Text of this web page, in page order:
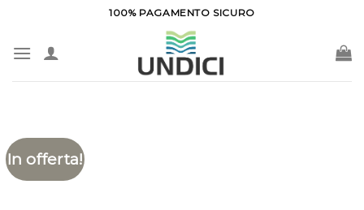
contenuti
100% PAGAMENTO SICURO
In offerta!